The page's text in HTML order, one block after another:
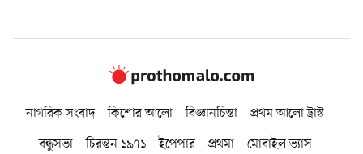
নাগরিক সংবাদ কিশোর আলো বিজ্ঞানচিন্তা
প্রথম আলো ট্রাস্ট
বন্ধুসভা
চিরন্তন ১৯৭১ ইপেপার প্রথমা মোবাইল ভ্যাস